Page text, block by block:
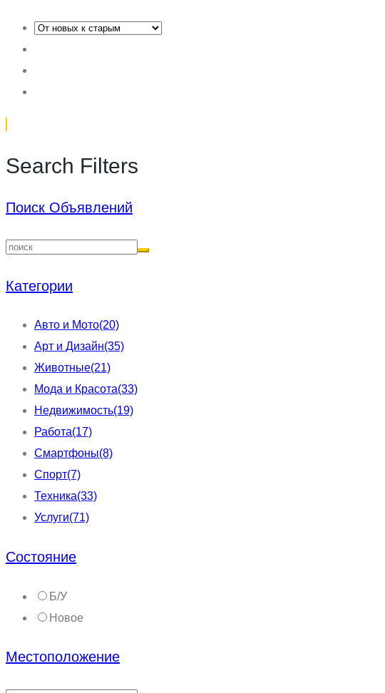
Search Filters
Поиск Объявлений
Категории
Авто и Мото(20)
Арт и Дизайн(35)
Животные(21)
Мода и Красота(33)
Недвижимость(19)
Работа(17)
Смартфоны(8)
Спорт(7)
Техника(33)
Услуги(71)
Состояние
Б/У
Новое
Местоположение